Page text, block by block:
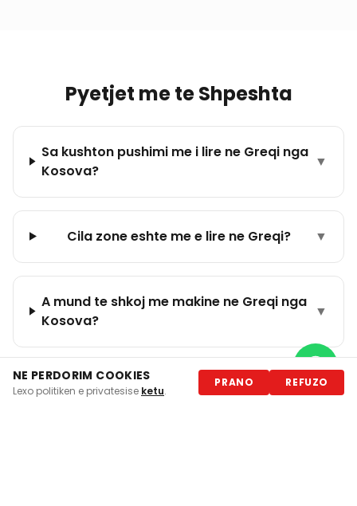
Pyetjet me te Shpeshta
Sa kushton pushimi me i lire ne Greqi nga
Kosova?
▼
Cila zone eshte me e lire ne Greqi? ▼
A mund te shkoj me makine ne Greqi nga
Kosova?
▼
A ka Turismo Travel paketa me autobus
▼
NE PERDORIM COOKIES
Lexo politiken e privatesise ketu.
PRANO REFUZO